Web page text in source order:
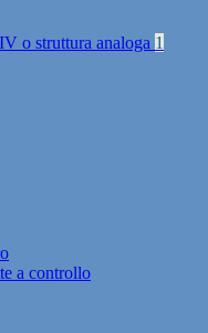
o struttura analoga 1
a controllo